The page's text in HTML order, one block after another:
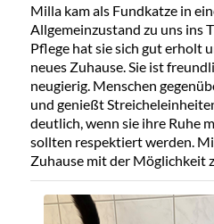
Milla kam als Fundkatze in
Allgemeinzustand zu uns ins
Pflege hat sie sich gut erholt
neues Zuhause. Sie ist
neugierig. Menschen
und genießt
deutlich, wenn sie ihre Ruhe
sollten respektiert werden.
Zuhause mit der Möglichkeit